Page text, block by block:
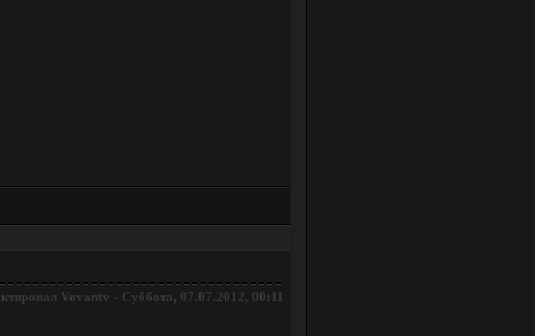
Vovantv - Суббота, 07.07.2012, 00:11